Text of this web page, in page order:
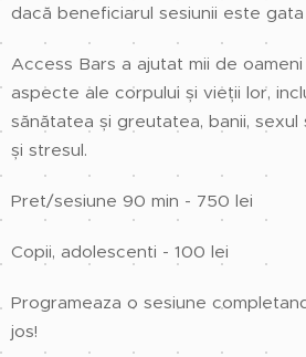
dacă beneficiarul sesiunii este
Access Bars a ajutat mii de
aspecte ale corpului și vieții lor,
sănătatea și greutatea, banii, sexul
și stresul.
Pret/sesiune 90 min - 750 lei
Copii, adolescenti - 100 lei
Programeaza o sesiune
jos!